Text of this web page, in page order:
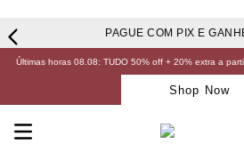
PAGUE COM PIX E
Últimas horas 08.08: TUDO 50% off + 20% extra a
Shop Now